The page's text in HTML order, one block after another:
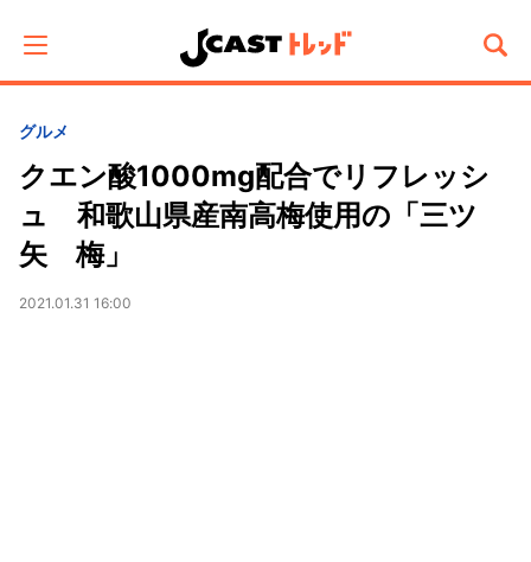
グルメ
クエン酸1000mg配合でリフレッシ
ュ 和歌山県産南高梅使用の「三ツ
矢 梅」
2021.01.31 16:00